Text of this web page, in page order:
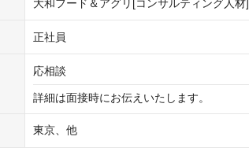
大和フード＆アグリ[コンサルティング人材]
正社員
応相談
詳細は面接時にお伝えいたします。
東京、他